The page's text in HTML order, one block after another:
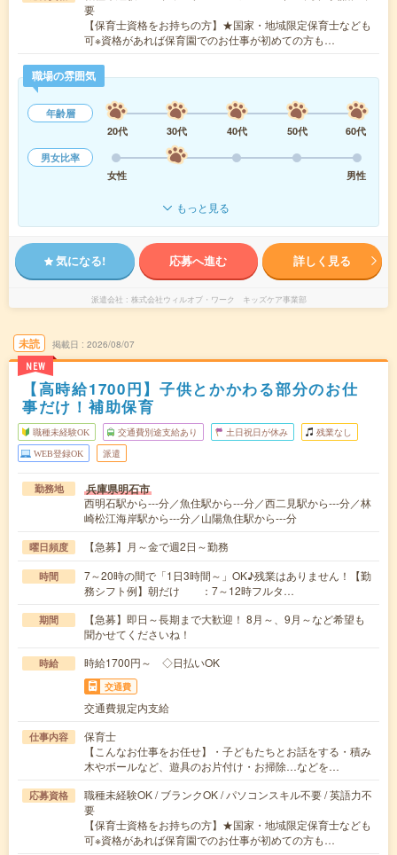
要
【保育士資格をお持ちの方】★国家・地域限定保育士なども
可※資格があれば保育園でのお仕事が初めての方も…
職場の雰囲気
年齢層
20代
30代 40代 50代
60代
男女比率
女性
男性
もっと見る
気になる! 応募へ進む 詳しく見る
派遣会社 株式会社ウィルオブ・ワーク キッズケア事業部
未読
NEW
掲載日 2026/08/07
【高時給1700円】子供とかかわる部分のお仕
事だけ！補助保育
職種未経験OK 交通費別途支給あり 土日祝日が休み 残業なし
WEB登録OK 派遣
勤務地 兵庫県明石市
西明石駅から---分／魚住駅から---分／西二見駅から---分／林
崎松江海岸駅から---分／山陽魚住駅から---分
曜日頻度 【急募】月～金で週2日～勤務
時間
7～20時の間で「1日3時間～」OK♪残業はありません！【勤
務シフト例】朝だけ ：7～12時フルタ…
期間
【急募】即日～長期まで大歓迎！ 8月～、9月～など希望も
聞かせてくださいね！
時給 時給1700円～ ◇日払いOK
交通費
交通費規定内支給
仕事内容
保育士
【こんなお仕事をお任せ】・子どもたちとお話をする・積み
木やボールなど、遊具のお片付け・お掃除…などを…
応募資格
職種未経験OK / ブランクOK / パソコンスキル不要 / 英語力不
要
【保育士資格をお持ちの方】★国家・地域限定保育士なども
可※資格があれば保育園でのお仕事が初めての方も…